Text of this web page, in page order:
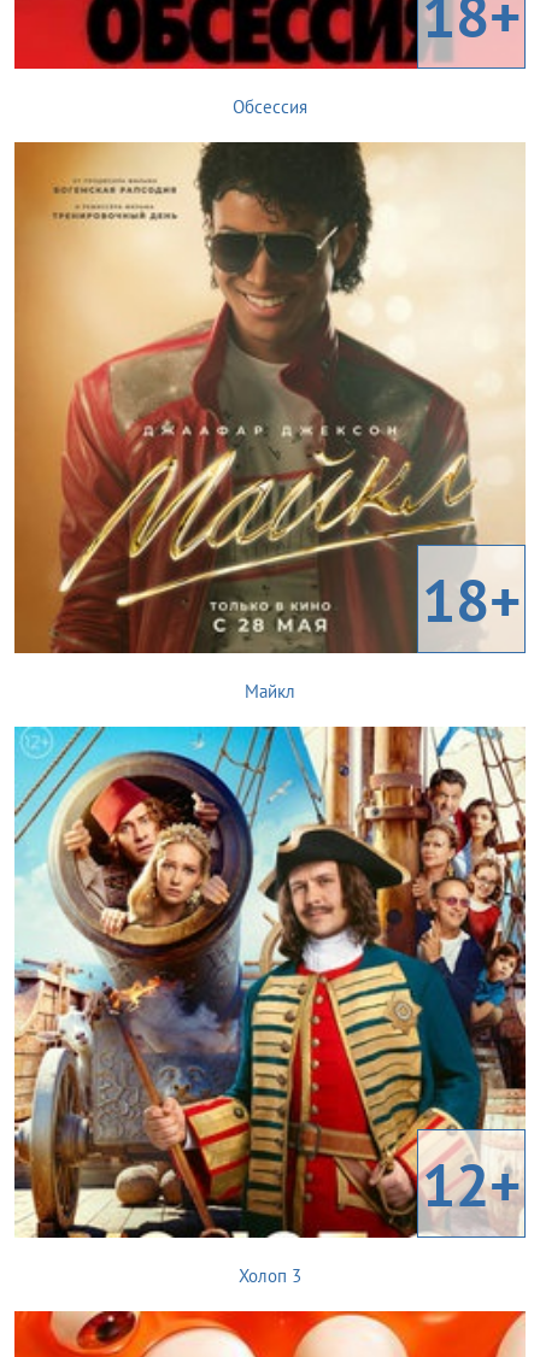
Обсессия
18+
Майкл
12+
Холоп 3